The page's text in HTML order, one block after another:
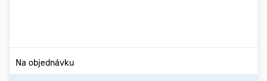
Na objednávku